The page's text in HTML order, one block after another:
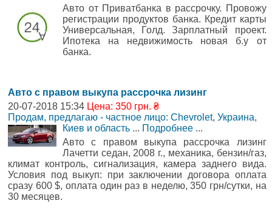
Авто от Приватбанка в рассрочку. Провожу
регистрации продуктов банка. Кредит карты
Универсальная, Голд. Зарплатный проект.
Ипотека на недвижимость новая б.у от
банка.
Авто с правом выкупа рассрочка лизинг
20-07-2018 15:34 Цена: 350 грн. ₴
Продам, предлагаю - частное лицо: Chevrolet, Украина,
Киев и область ... Подробнее ...
Авто с правом выкупа рассрочка лизинг
Лачетти седан, 2008 г., механика, бензин/газ,
климат контроль, сигнализация, камера заднего вида.
Условия под выкуп: при заключении договора оплата
сразу 600 $, оплата один раз в неделю, 350 грн/сутки, на
30 месяцев.